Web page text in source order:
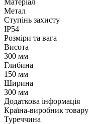
Метал
Ступінь захисту
IP54
Розміри та вага
Висота
300 мм
Глибина
150 мм
Ширина
300 мм
Додаткова інформація
Країна-виробник товару
Туреччина